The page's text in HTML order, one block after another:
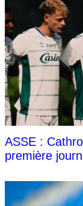
ASSE :
première